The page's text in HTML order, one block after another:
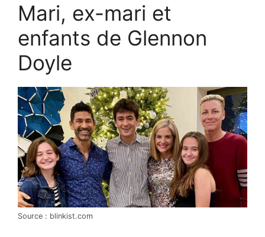
Mari, ex-mari et
enfants de Glennon
Doyle
Source : blinkist.com